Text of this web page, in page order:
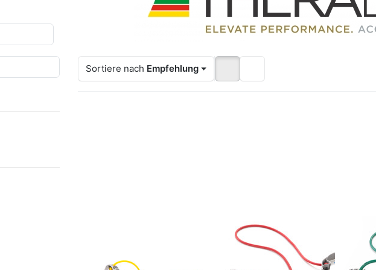
Sortiere nach Empfehlung
Zu diesem Produkt liegen noch keine Bewertungen vor.
Thera-Band®
Zu diesem Produkt liegen
ARTZT
Thera-Band®